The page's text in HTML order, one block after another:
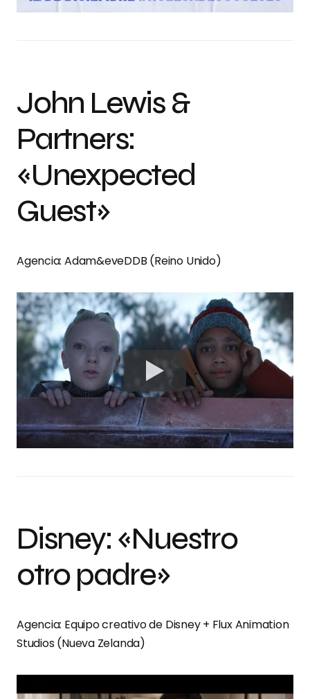
John Lewis &
Partners:
«Unexpected
Guest»
Agencia: Adam&eveDDB (Reino Unido)
Disney: «Nuestro
otro padre»
Agencia: Equipo creativo de Disney + Flux Animation
Studios (Nueva Zelanda)